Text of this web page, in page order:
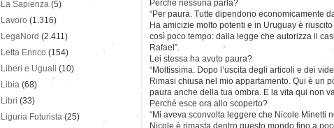
Perché nessuna parla?
“Per paura. Tutte dipendono economicamente
Ha amicizie molto potenti e in Uruguay è
così poco tempo: dalla legge che autorizza il
Rafael”.
Lei stessa ha avuto paura?
“Moltissima. Dopo l’uscita degli articoli e dei
Rimasi chiusa nel mio appartamento. Qui è un
paura anche della tua ombra. E la vita qui non
Perché esce ora allo scoperto?
“Mi aveva sconvolta leggere che Nicole Minetti
Nicole è rimasta dentro questo mondo fino a
La Sapienza (5)
Lavoro (1.316)
LegaNord (2.411)
Letta Enrico (154)
Liberi e Uguali (10)
Libia (68)
Libri (33)
Liguria Futurista (25)